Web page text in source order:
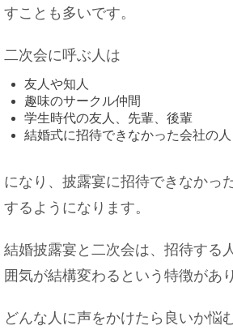
すことも多いです。
二次会に呼ぶ人は
友人や知人
趣味のサークル仲間
学生時代の友人、先輩、後輩
結婚式に招待できなかった会社の人
になり、披露宴に招待できなかっ
するようになります。
結婚披露宴と二次会は、招待する
囲気が結構変わるという特徴があ
どんな人に声をかけたら良いか悩